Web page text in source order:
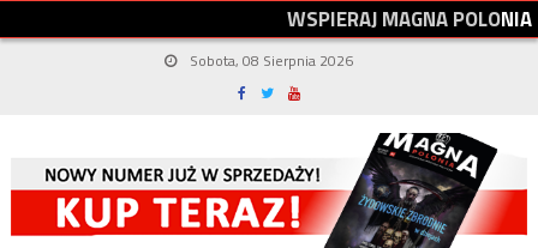
WSPIERAJMAGNAPOLONIA
Sobota, 08 Sierpnia 2026